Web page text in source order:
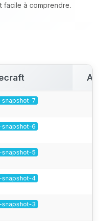
facile à comprendre.
snapshot-7
snapshot-6
snapshot-5
snapshot-4
snapshot-3